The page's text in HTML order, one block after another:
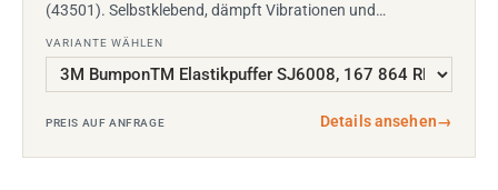
(43501). Selbstklebend, dämpft Vibrationen und…
VARIANTE WÄHLEN
PREIS AUF ANFRAGE Details ansehen→